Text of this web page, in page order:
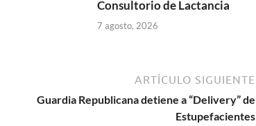
Consultorio de Lactancia
7 agosto, 2026
ARTÍCULO SIGUIENTE
Guardia Republicana detiene a “Delivery” de
Estupefacientes